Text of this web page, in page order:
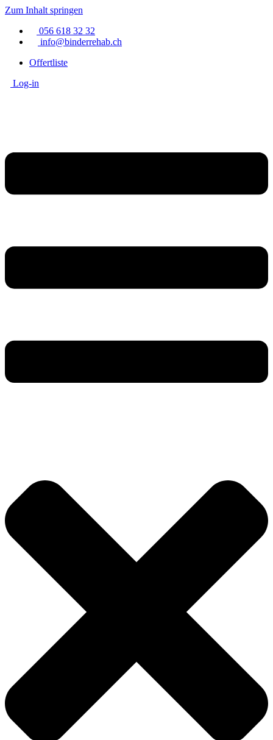
Zum Inhalt springen
056 618 32 32
info@binderrehab.ch
Offertliste
Log-in